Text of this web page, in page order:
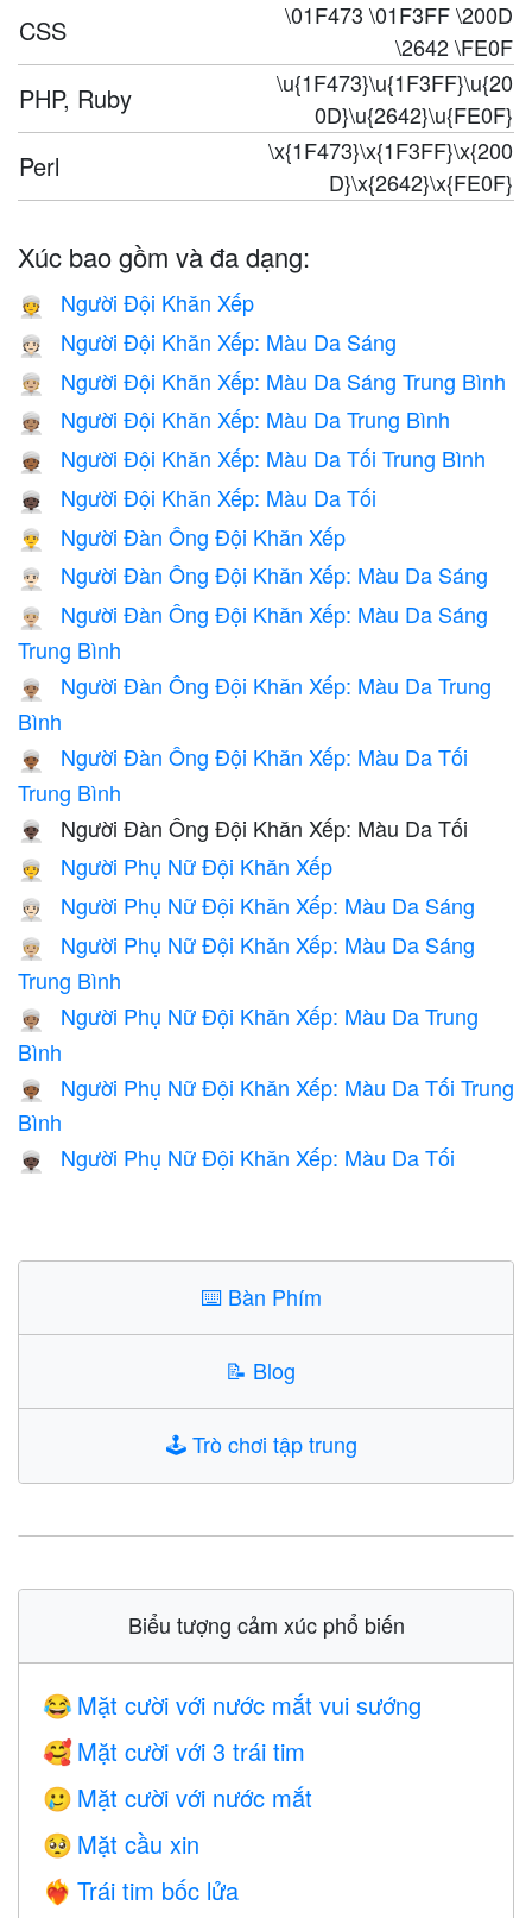
CSS
\01F473 \01F3FF \200D
\2642 \FE0F
PHP, Ruby
\u{1F473}\u{1F3FF}\u{20
0D}\u{2642}\u{FE0F}
Perl
\x{1F473}\x{1F3FF}\x{200
D}\x{2642}\x{FE0F}
Xúc bao gồm và đa dạng:
👳 Người Đội Khăn Xếp
👳🏻 Người Đội Khăn Xếp: Màu Da Sáng
👳🏼 Người Đội Khăn Xếp: Màu Da Sáng Trung Bình
👳🏽 Người Đội Khăn Xếp: Màu Da Trung Bình
👳🏾 Người Đội Khăn Xếp: Màu Da Tối Trung Bình
👳🏿 Người Đội Khăn Xếp: Màu Da Tối
👳‍♂️ Người Đàn Ông Đội Khăn Xếp
👳🏻‍♂️ Người Đàn Ông Đội Khăn Xếp: Màu Da Sáng
👳🏼‍♂️
Người Đàn Ông Đội Khăn Xếp: Màu Da Sáng
Trung Bình
👳🏽‍♂️
Người Đàn Ông Đội Khăn Xếp: Màu Da Trung
Bình
👳🏾‍♂️
Người Đàn Ông Đội Khăn Xếp: Màu Da Tối
Trung Bình
👳🏿‍♂️ Người Đàn Ông Đội Khăn Xếp: Màu Da Tối
👳‍♀️ Người Phụ Nữ Đội Khăn Xếp
👳🏻‍♀️ Người Phụ Nữ Đội Khăn Xếp: Màu Da Sáng
👳🏼‍♀️
Người Phụ Nữ Đội Khăn Xếp: Màu Da Sáng
Trung Bình
👳🏽‍♀️
Người Phụ Nữ Đội Khăn Xếp: Màu Da Trung
Bình
👳🏾‍♀️
Người Phụ Nữ Đội Khăn Xếp: Màu Da Tối Trung
Bình
👳🏿‍♀️ Người Phụ Nữ Đội Khăn Xếp: Màu Da Tối
⌨️ Bàn Phím
📝 Blog
🕹️Trò chơi tập trung
Biểu tượng cảm xúc phổ biến
😂 Mặt cười với nước mắt vui sướng
🥰 Mặt cười với 3 trái tim
🥲 Mặt cười với nước mắt
🥺 Mặt cầu xin
❤️‍🔥 Trái tim bốc lửa